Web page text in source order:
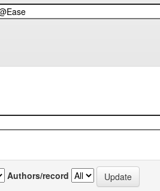
Authors/record